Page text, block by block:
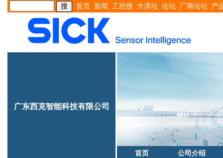
首页 新闻 工控搜 大讲坛 论坛 厂商论坛 产
广东西克智能科技有限公司
首页 公司介绍